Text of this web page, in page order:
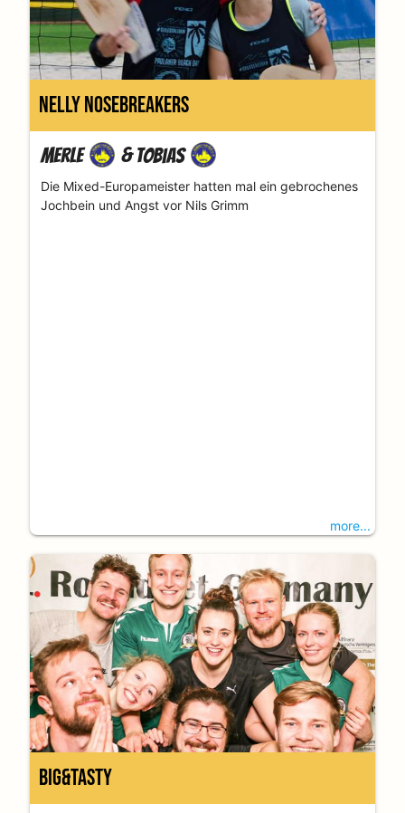
Nelly Nosebreakers
Merle &Tobias
Die Mixed-Europameister hatten mal ein gebrochenes
Jochbein und Angst vor Nils Grimm
more...
Big&Tasty